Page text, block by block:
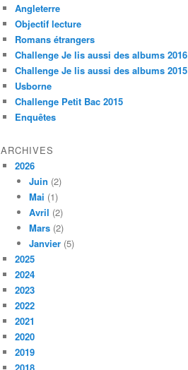
Angleterre
Objectif lecture
Romans étrangers
Challenge Je lis aussi des albums 2016
Challenge Je lis aussi des albums 2015
Usborne
Challenge Petit Bac 2015
Enquêtes
ARCHIVES
2026
Juin (2)
Mai (1)
Avril (2)
Mars (2)
Janvier (5)
2025
2024
2023
2022
2021
2020
2019